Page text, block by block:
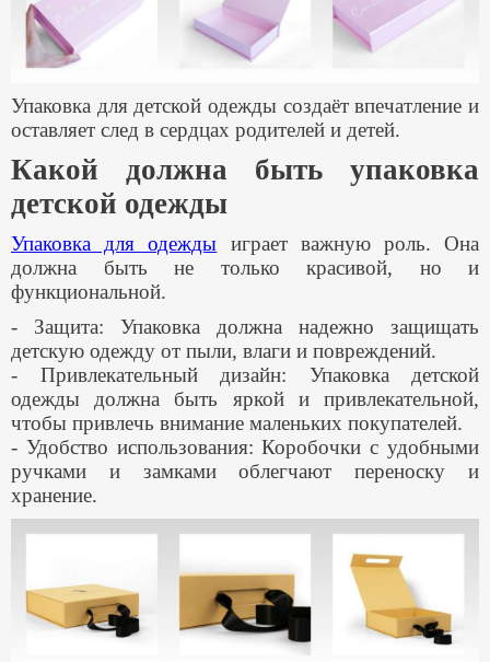
Упаковка для детской одежды создаёт впечатление и
оставляет след в сердцах родителей и детей.
Какой должна быть упаковка
детской одежды
Упаковка для одежды играет важную роль. Она
должна быть не только красивой, но и
функциональной.
- Защита: Упаковка должна надежно защищать
детскую одежду от пыли, влаги и повреждений.
- Привлекательный дизайн: Упаковка детской
одежды должна быть яркой и привлекательной,
чтобы привлечь внимание маленьких покупателей.
- Удобство использования: Коробочки с удобными
ручками и замками облегчают переноску и
хранение.